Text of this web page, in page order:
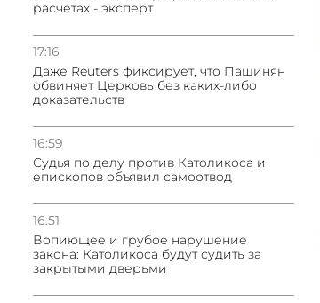
расчетах - эксперт
17:16
Даже Reuters фиксирует, что Пашинян
обвиняет Церковь без каких-либо
доказательств
16:59
Судья по делу против Католикоса и
епископов объявил самоотвод
16:51
Вопиющее и грубое нарушение
закона: Католикоса будут судить за
закрытыми дверьми